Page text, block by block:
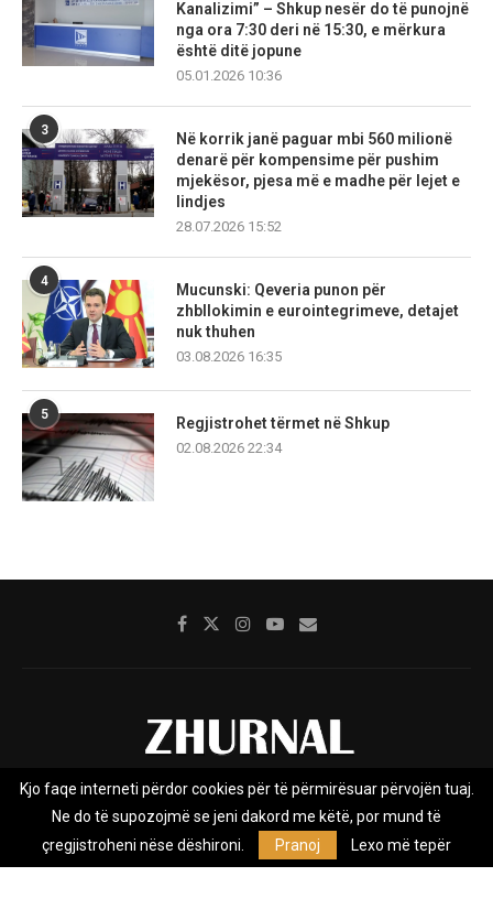
Kanalizimi” – Shkup nesër do të punojnë
nga ora 7:30 deri në 15:30, e mërkura
është ditë jopune
05.01.2026 10:36
3
Në korrik janë paguar mbi 560 milionë
denarë për kompensime për pushim
mjekësor, pjesa më e madhe për lejet e
lindjes
28.07.2026 15:52
4
Mucunski: Qeveria punon për
zhbllokimin e eurointegrimeve, detajet
nuk thuhen
03.08.2026 16:35
5
Regjistrohet tërmet në Shkup
02.08.2026 22:34
Rreth nesh Impresumi Marketing
Kontakt
Privacy Policy
Zhurnal.mk është Agjenci e Lajmeve e pavarur, e themeluar në vitin
Kjo faqe interneti përdor cookies për të përmirësuar përvojën tuaj.
Ne do të supozojmë se jeni dakord me këtë, por mund të
çregjistroheni nëse dëshironi.
Pranoj Lexo më tepër